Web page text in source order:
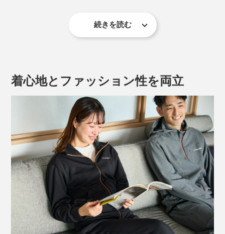
素材には、「リチャージ＋」や「スタンダードドライ
“リカバリー効果”はそのままに、段ボールの断面のよう
な三重構造に編み立て。縦横斜め、どの方向にも伸縮す
るストレッチ性があり、締めつけ感はありません。
肌ざわりはサラッとなめらかで、モチッとした感触。ほ
どよい厚みでハリ感もあるため、ボディラインを拾いに
くく、襟もクタッとしません。
着るとほんのりとした温かさを感じますが、吸水性が高
く、乾きやすいポリエステル繊維が使われているので、
ムレにくく快適です。
続きを読む
着心地とファッション性を両立